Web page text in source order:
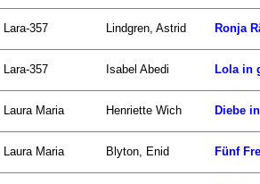
Lara-357 Lindgren, Astrid Ronja
Lara-357 Isabel Abedi Lola in
Laura Maria Henriette Wich Diebe
Laura Maria Blyton, Enid Fünf